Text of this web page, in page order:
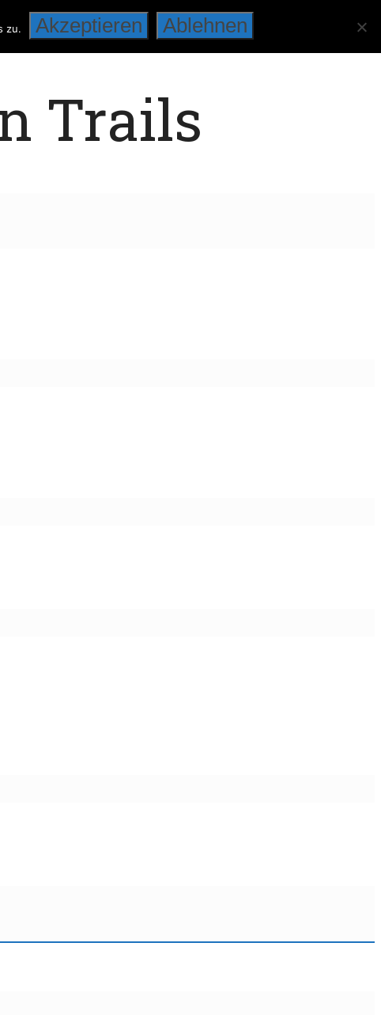
Trails
zu. Akzeptieren Ablehnen